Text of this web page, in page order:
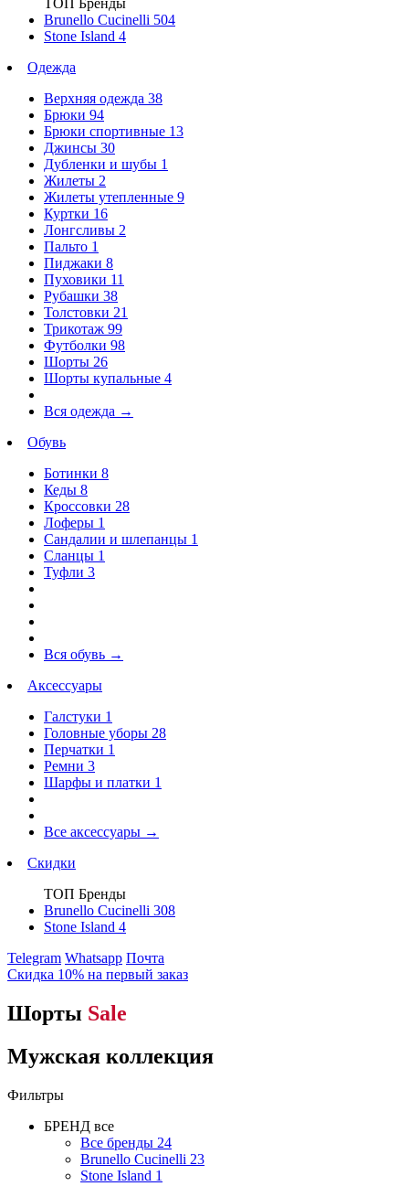
ТОП Бренды
Brunello Cucinelli 504
Stone Island 4
Одежда
Верхняя одежда 38
Брюки 94
Брюки спортивные 13
Джинсы 30
Дубленки и шубы 1
Жилеты 2
Жилеты утепленные 9
Куртки 16
Лонгсливы 2
Пальто 1
Пиджаки 8
Пуховики 11
Рубашки 38
Толстовки 21
Трикотаж 99
Футболки 98
Шорты 26
Шорты купальные 4
Вся одежда →
Обувь
Ботинки 8
Кеды 8
Кроссовки 28
Лоферы 1
Сандалии и шлепанцы 1
Сланцы 1
Туфли 3
Вся обувь →
Аксессуары
Галстуки 1
Головные уборы 28
Перчатки 1
Ремни 3
Шарфы и платки 1
Все аксессуары →
Скидки
ТОП Бренды
Brunello Cucinelli 308
Stone Island 4
Telegram Whatsapp Почта
Скидка 10% на первый заказ
Шорты Sale
Мужская коллекция
Фильтры
БРЕНД все
Все бренды 24
Brunello Cucinelli 23
Stone Island 1